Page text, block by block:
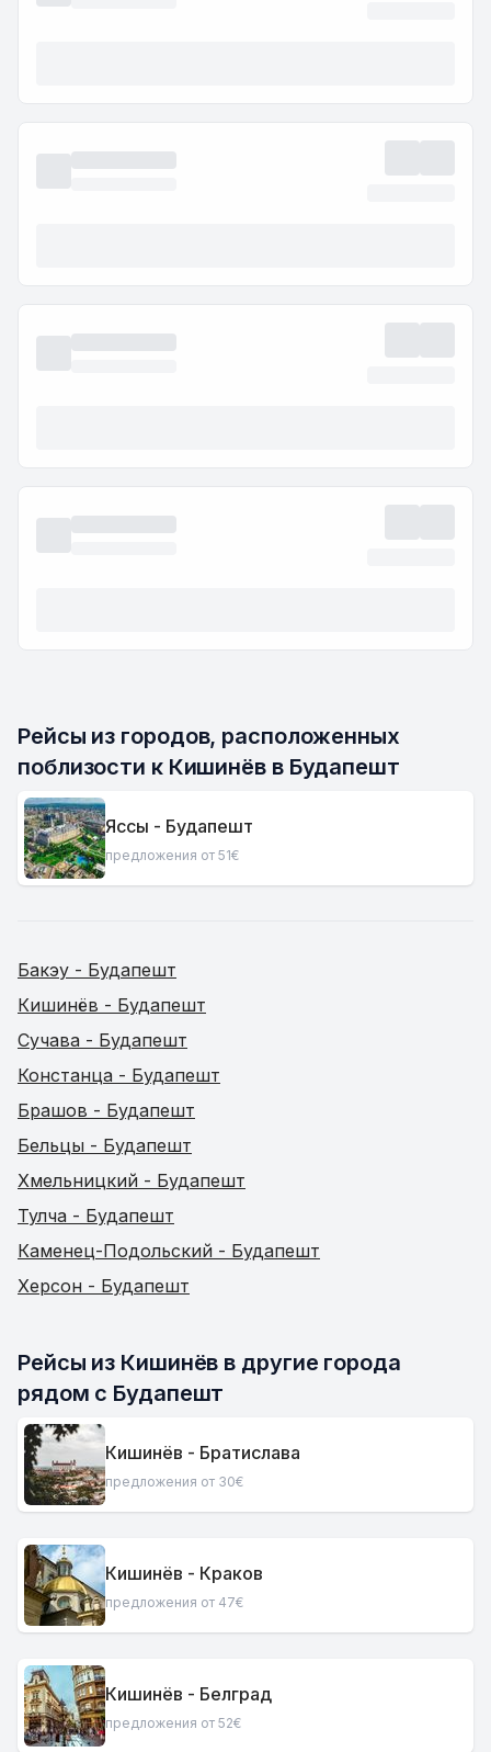
Рейсы из городов, расположенных
поблизости к Кишинёв в Будапешт
Яссы - Будапешт
предложения от 51€
Бакэу - Будапешт
Кишинёв - Будапешт
Сучава - Будапешт
Констанца - Будапешт
Брашов - Будапешт
Бельцы - Будапешт
Хмельницкий - Будапешт
Тулча - Будапешт
Каменец-Подольский - Будапешт
Херсон - Будапешт
Рейсы из Кишинёв в другие города
рядом с Будапешт
Кишинёв - Братислава
предложения от 30€
Кишинёв - Краков
предложения от 47€
Кишинёв - Белград
предложения от 52€